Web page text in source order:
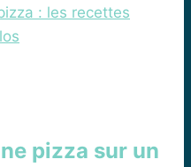
: les recettes
pizza sur un